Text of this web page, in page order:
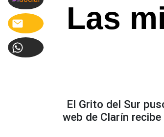
Las
El Grito del Sur
web de Clarín